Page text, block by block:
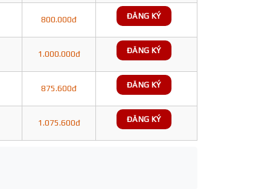
800.000đ ĐĂNG KÝ
1.000.000đ ĐĂNG KÝ
875.600đ ĐĂNG KÝ
1.075.600đ ĐĂNG KÝ